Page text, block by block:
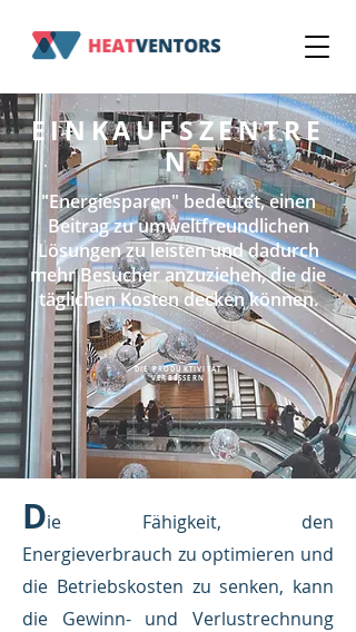
EINKAUFSZENTRE
N
"Energiesparen" bedeutet, einen
Beitrag zu umweltfreundlichen
Lösungen zu leisten und dadurch
mehr Besucher anzuziehen, die die
täglichen Kosten decken können.
DIE PRODUKTIVITÄT
VERBESSERN
Die Fähigkeit, den
Energieverbrauch zu optimieren und
die Betriebskosten zu senken, kann
die Gewinn- und Verlustrechnung